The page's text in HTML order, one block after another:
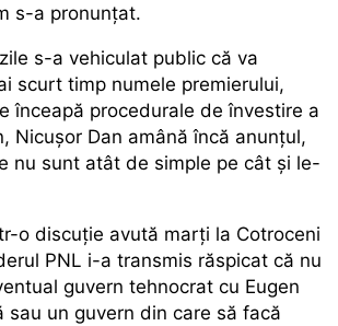
s-a pronunțat.
s-a vehiculat public că va
scurt timp numele premierului,
înceapă procedurale de învestire a
Nicușor Dan amână încă anunțul,
nu sunt atât de simple pe cât și le-
o discuție avută marți la Cotroceni
PNL i-a transmis răspicat că nu
guvern tehnocrat cu Eugen
sau un guvern din care să facă